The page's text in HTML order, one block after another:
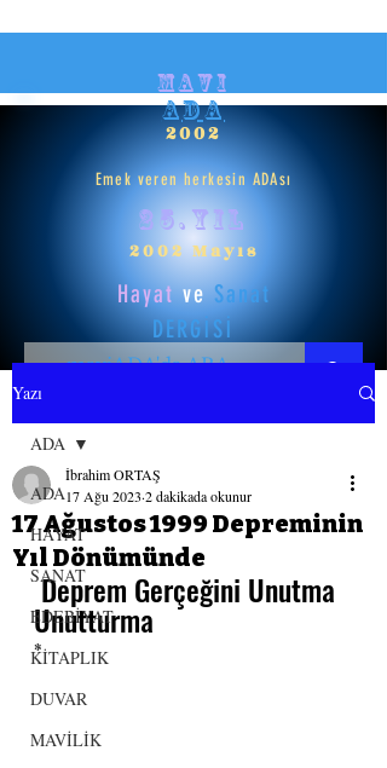
mavi
ADA
2002
Emek veren herkesin ADAsı
25.yıl
2002 Mayıs
HayatveSanat
DERGİSİ
SANAT
GİRİŞ YAP
Yazı
ADA
HAYAT
SANAT
EDEBİYAT
KİTAPLIK
DUVAR
MAVİLİK
ADA
17 Ağustos 1999 Depreminin
Yıl Dönümünde
İbrahim ORTAŞ
17 Ağu 2023 2 dakikada okunur
Deprem Gerçeğini Unutma
Unutturma
*